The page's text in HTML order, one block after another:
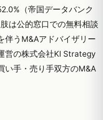
（帝国データバンク
は公的窓口での無料相談
伴うM&Aアドバイザリー
営の株式会社KI Strategy
い手・売り手双方のM&A